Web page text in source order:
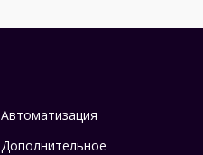
Автоматизация
Дополнительное